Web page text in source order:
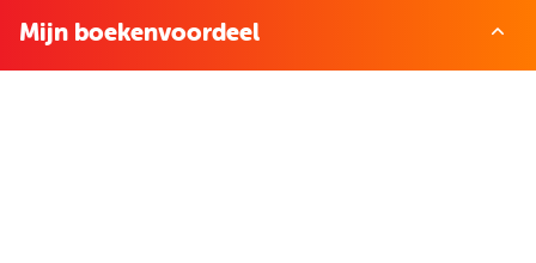
Mijn boekenvoordeel